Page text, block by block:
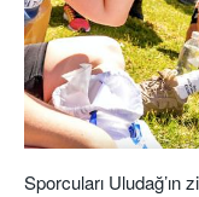
Sporcuları Uludağ’ın